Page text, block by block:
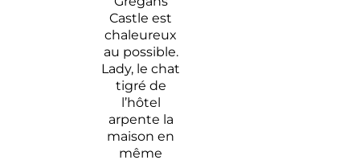
Castle est
chaleureux
au possible.
Lady, le chat
tigré de
l’hôtel
arpente la
maison en
même